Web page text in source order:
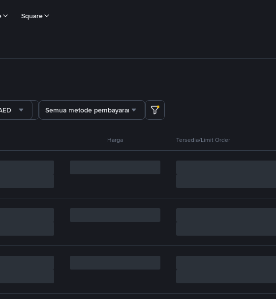
Square
Semua metode pembayaran
Harga Tersedia/Limit Order